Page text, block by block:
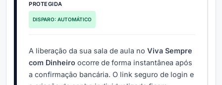
PROTEGIDA
DISPARO: AUTOMÁTICO
A liberação da sua sala de aula no Viva Sempre
com Dinheiro ocorre de forma instantânea após
a confirmação bancária. O link seguro de login e